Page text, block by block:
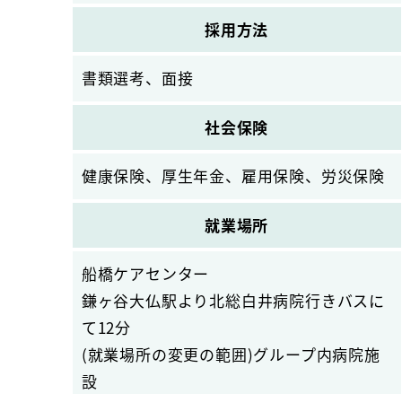
採用方法
書類選考、面接
社会保険
健康保険、厚生年金、雇用保険、労災保険
就業場所
船橋ケアセンター
鎌ヶ谷大仏駅より北総白井病院行きバスに
て12分
(就業場所の変更の範囲)グループ内病院施
設